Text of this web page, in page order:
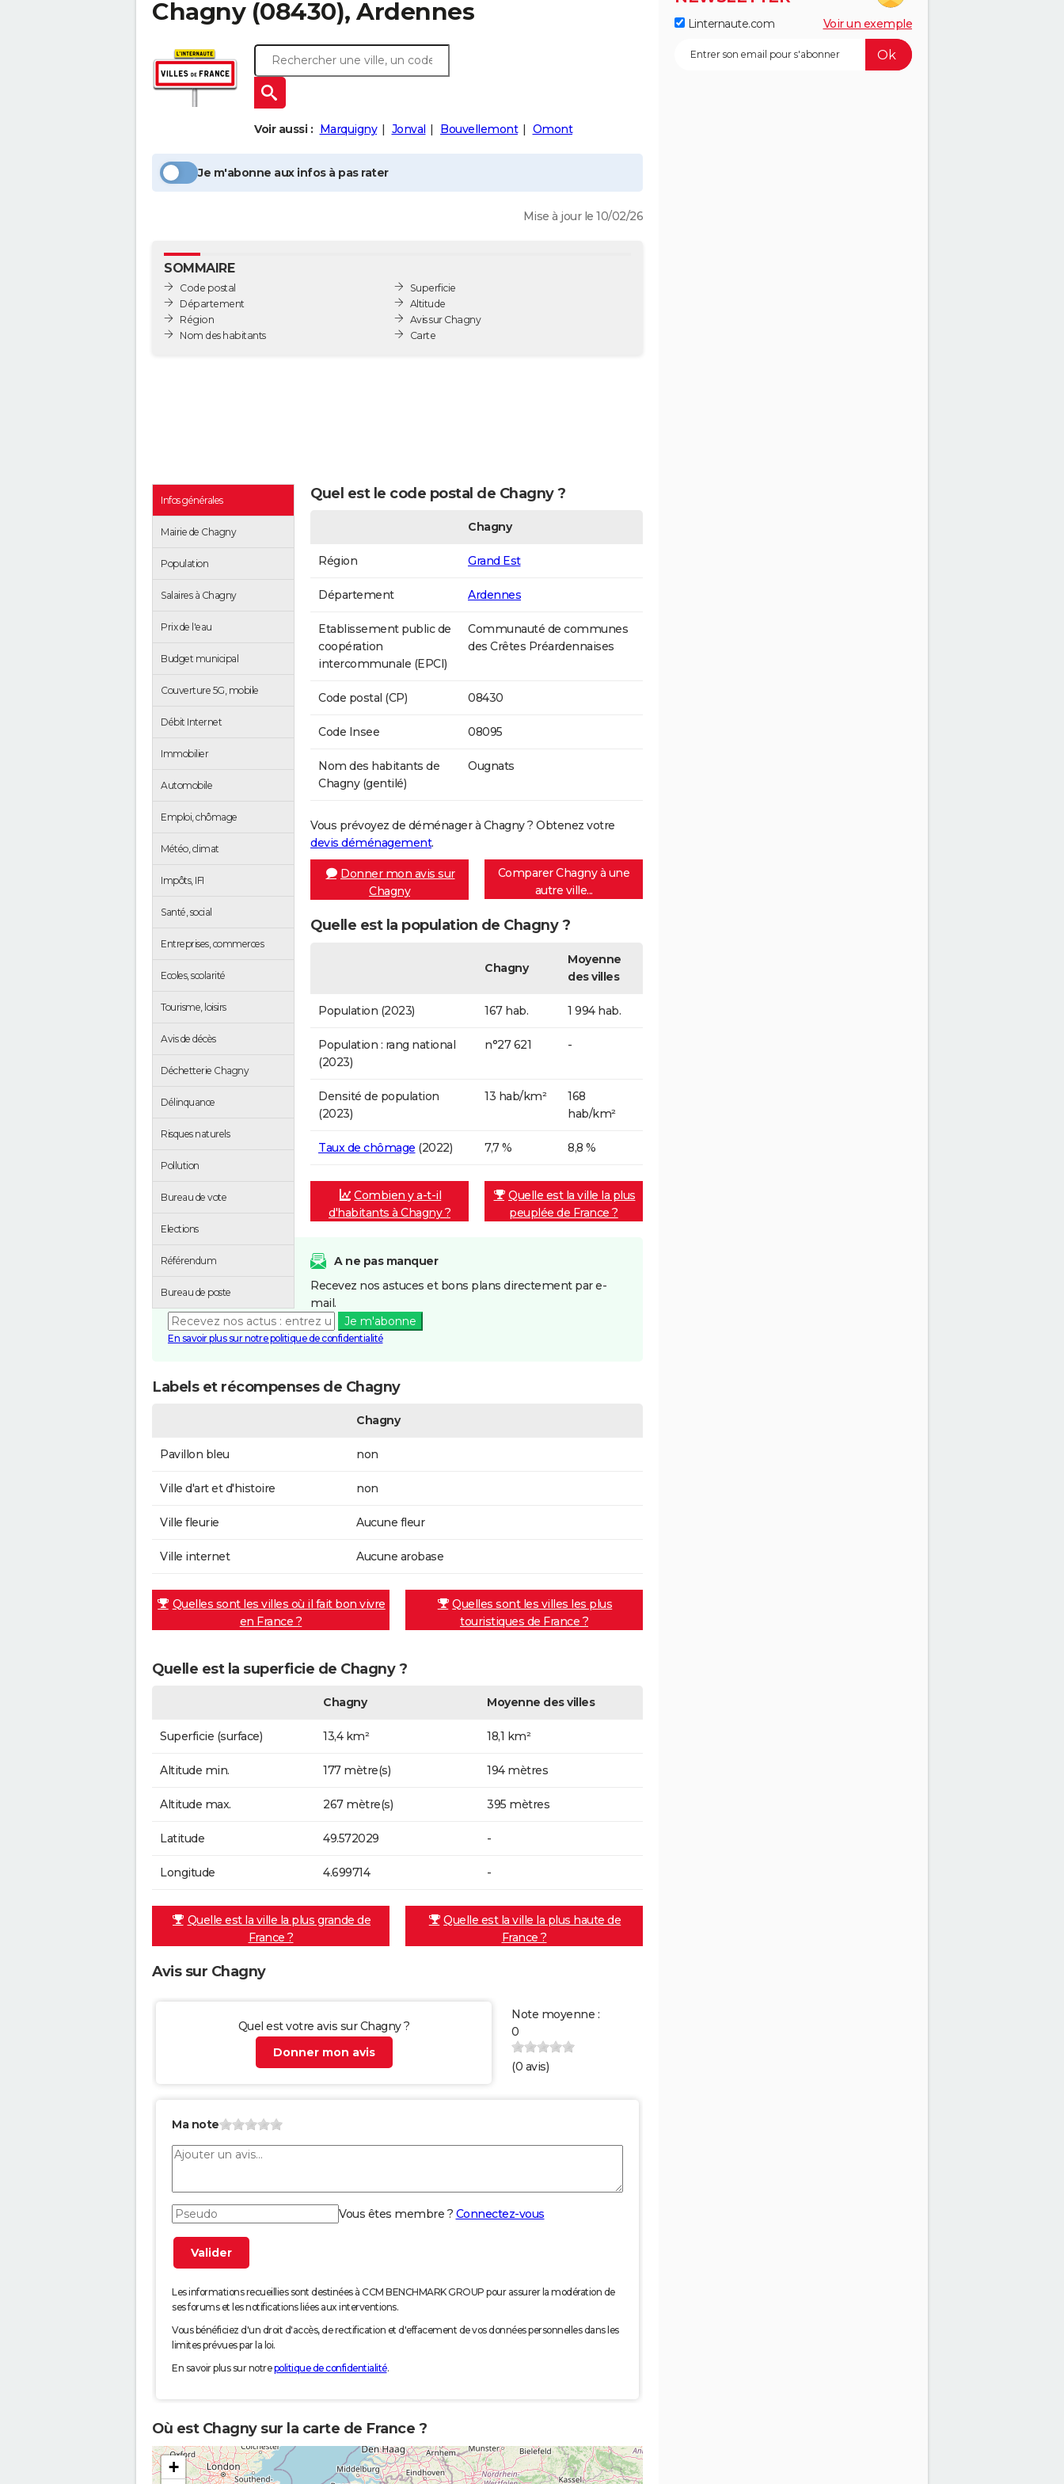
Chagny(08430), Ardennes
Voir aussi : Marquigny Jonval Bouvellemont Omont
Je m'abonne aux infos à pas rater
Mise à jour le 10/02/26
SOMMAIRE
Code postal
Département
Région
Nom des habitants
Superficie
Altitude
Avis sur Chagny
Carte
Infos générales
Mairie de Chagny
Population
Salaires à Chagny
Prix de l'eau
Budget municipal
Couverture 5G, mobile
Débit Internet
Immobilier
Automobile
Emploi, chômage
Météo, climat
Impôts, IFI
Santé, social
Entreprises, commerces
Ecoles, scolarité
Tourisme, loisirs
Avis de décès
Déchetterie Chagny
Délinquance
Risques naturels
Pollution
Bureau de vote
Elections
Référendum
Bureau de poste
Quel est le code postal de Chagny ?
Chagny
Région Grand Est
Département Ardennes
Etablissement public de
coopération
intercommunale (EPCI)
Communauté de communes
des Crêtes Préardennaises
Code postal (CP) 08430
Code Insee 08095
Nom des habitants de
Chagny (gentilé)
Ougnats
Vous prévoyez de déménager à Chagny ? Obtenez votre
devis déménagement.
Donner mon avis sur
Chagny
Comparer Chagny à une
autre ville...
Quelle est la population de Chagny ?
Chagny
Moyenne
des villes
Population (2023) 167 hab. 1 994 hab.
Population : rang national
(2023)
n°27 621 -
Densité de population
(2023)
13 hab/km²
168
hab/km²
Taux de chômage (2022) 7,7 % 8,8 %
Combien y a-t-il
d'habitants à Chagny ?
Quelle est la ville la plus
peuplée de France ?
A ne pas manquer
Recevez nos astuces et bons plans directement par e-
mail.
Je m'abonne
En savoir plus sur notre politique de confidentialité
Labels et récompenses de Chagny
Chagny
Pavillon bleu non
Ville d'art et d'histoire non
Ville fleurie Aucune fleur
Ville internet Aucune arobase
Quelles sont les villes où il fait bon vivre
en France ?
Quelles sont les villes les plus
touristiques de France ?
Quelle est la superficie de Chagny ?
Chagny Moyenne des villes
Superficie (surface) 13,4 km² 18,1 km²
Altitude min. 177 mètre(s) 194 mètres
Altitude max. 267 mètre(s) 395 mètres
Latitude 49.572029 -
Longitude 4.699714 -
Quelle est la ville la plus grande de
France ?
Quelle est la ville la plus haute de
France ?
Avis sur Chagny
Quel est votre avis sur Chagny ?
Donner mon avis
Note moyenne :
0
(0 avis)
Ma note
Vous êtes membre ? Connectez-vous
Les informations recueillies sont destinées à CCM BENCHMARK GROUP pour assurer la modération de
ses forums et les notifications liées aux interventions.
Vous bénéficiez d'un droit d'accès, de rectification et d'effacement de vos données personnelles dans les
limites prévues par la loi.
En savoir plus sur notrepolitique de confidentialité.
Où est Chagny sur la carte de France ?
+
Linternaute.com Voir un exemple